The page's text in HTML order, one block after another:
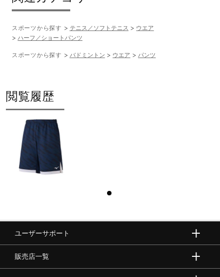
スポーツから探す テニス／ソフトテニス
ウエア
ハーフ／ショートパンツ
スポーツから探す バドミントン ウエア パンツ
閲覧履歴
ユーザーサポート
販売店一覧